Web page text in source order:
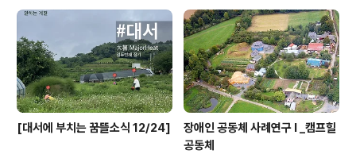
[대서에 부치는 꿈뜰소식 12/24]
장애인 공동체 사례연구 I _캠프힐
공동체